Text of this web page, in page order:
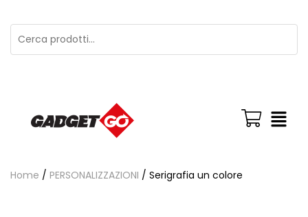
Home / PERSONALIZZAZIONI / Serigrafia un colore